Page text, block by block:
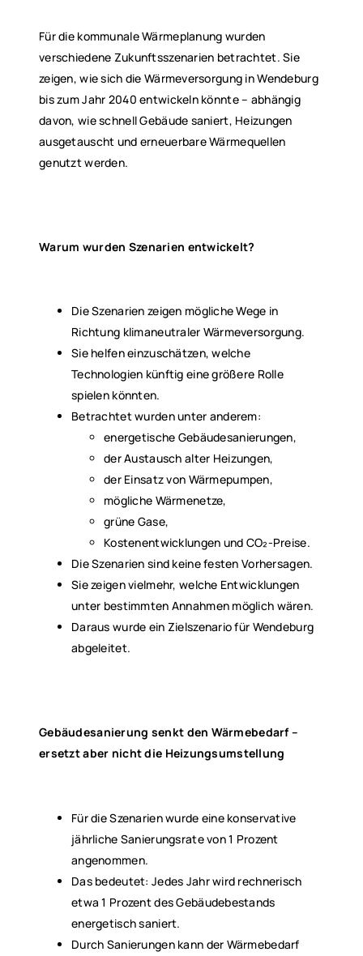
Für die kommunale Wärmeplanung wurden
verschiedene Zukunftsszenarien betrachtet. Sie
zeigen, wie sich die Wärmeversorgung in Wendeburg
bis zum Jahr 2040 entwickeln könnte – abhängig
davon, wie schnell Gebäude saniert, Heizungen
ausgetauscht und erneuerbare Wärmequellen
genutzt werden.
Warum wurden Szenarien entwickelt?
Die Szenarien zeigen mögliche Wege in
Richtung klimaneutraler Wärmeversorgung.
Sie helfen einzuschätzen, welche
Technologien künftig eine größere Rolle
spielen könnten.
Betrachtet wurden unter anderem:
energetische Gebäudesanierungen,
der Austausch alter Heizungen,
der Einsatz von Wärmepumpen,
mögliche Wärmenetze,
grüne Gase,
Kostenentwicklungen und CO₂-Preise.
Die Szenarien sind keine festen Vorhersagen.
Sie zeigen vielmehr, welche Entwicklungen
unter bestimmten Annahmen möglich wären.
Daraus wurde ein Zielszenario für Wendeburg
abgeleitet.
Gebäudesanierung senkt den Wärmebedarf –
ersetzt aber nicht die Heizungsumstellung
Für die Szenarien wurde eine konservative
jährliche Sanierungsrate von 1 Prozent
angenommen.
Das bedeutet: Jedes Jahr wird rechnerisch
etwa 1 Prozent des Gebäudebestands
energetisch saniert.
Durch Sanierungen kann der Wärmebedarf